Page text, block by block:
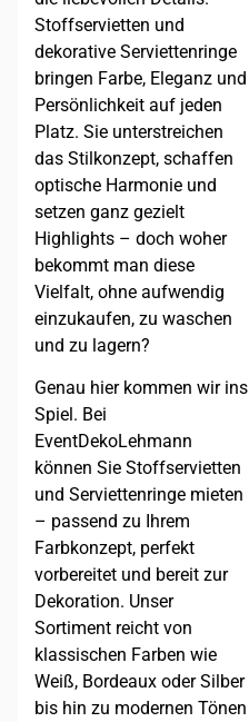
Stoffservietten und
dekorative Serviettenringe
bringen Farbe, Eleganz und
Persönlichkeit auf jeden
Platz. Sie unterstreichen
das Stilkonzept, schaffen
optische Harmonie und
setzen ganz gezielt
Highlights – doch woher
bekommt man diese
Vielfalt, ohne aufwendig
einzukaufen, zu waschen
und zu lagern?
Genau hier kommen wir ins
Spiel. Bei
EventDekoLehmann
können Sie Stoffservietten
und Serviettenringe mieten
– passend zu Ihrem
Farbkonzept, perfekt
vorbereitet und bereit zur
Dekoration. Unser
Sortiment reicht von
klassischen Farben wie
Weiß, Bordeaux oder Silber
bis hin zu modernen Tönen